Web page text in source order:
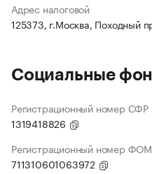
Адрес налоговой
125373, г.Москва, Походный
Социальные
Регистрационный номер СФР
1319418826
Регистрационный номер
711310601063972